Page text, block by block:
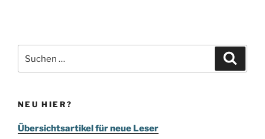
nach:
NEU HIER?
Übersichtsartikel für neue Leser